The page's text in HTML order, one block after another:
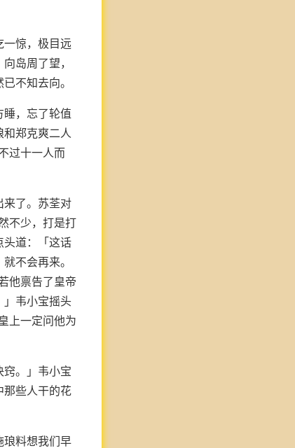
一惊，极目远
岛周了望，
不知去向。
睡，忘了轮值
郑克爽二人
过十一人而
来了。苏荃对
不少，打是打
头道：「这话
不会再来。
他禀告了皇帝
」韦小宝摇头
上一定问他为
窍。」韦小宝
那些人干的花
琅料想我们早